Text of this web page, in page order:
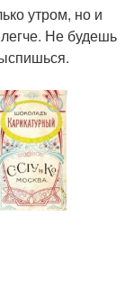
утром, но и
Не будешь